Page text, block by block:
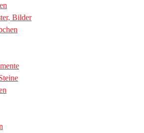
Bilder